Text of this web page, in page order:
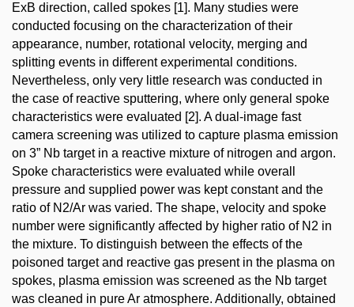
ExB direction, called spokes [1]. Many studies were
conducted focusing on the characterization of their
appearance, number, rotational velocity, merging and
splitting events in different experimental conditions.
Nevertheless, only very little research was conducted in
the case of reactive sputtering, where only general spoke
characteristics were evaluated [2]. A dual-image fast
camera screening was utilized to capture plasma emission
on 3” Nb target in a reactive mixture of nitrogen and argon.
Spoke characteristics were evaluated while overall
pressure and supplied power was kept constant and the
ratio of N2/Ar was varied. The shape, velocity and spoke
number were significantly affected by higher ratio of N2 in
the mixture. To distinguish between the effects of the
poisoned target and reactive gas present in the plasma on
spokes, plasma emission was screened as the Nb target
was cleaned in pure Ar atmosphere. Additionally, obtained